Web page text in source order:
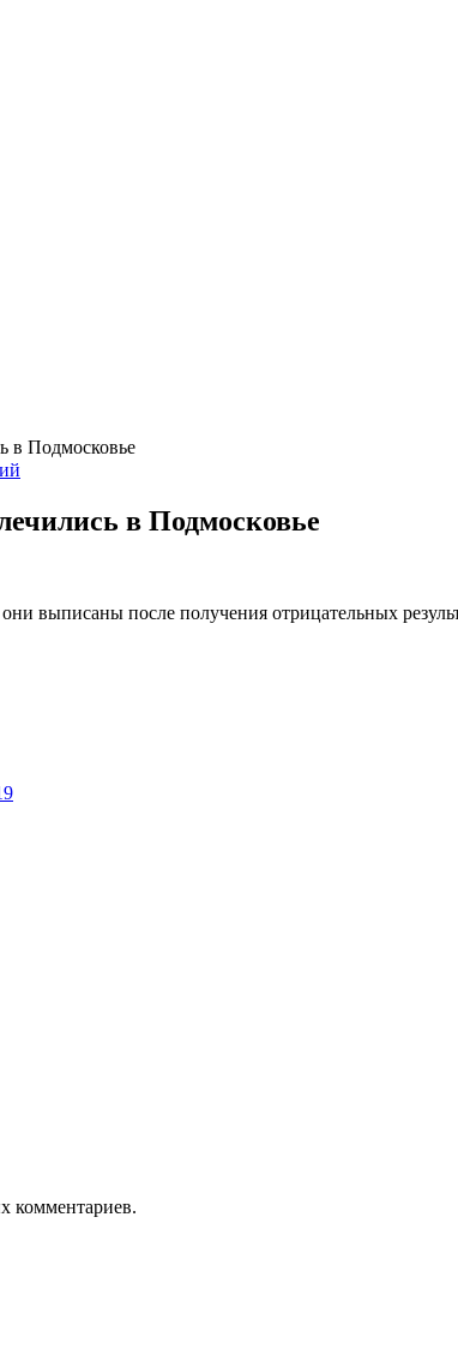
в Подмосковье
в Подмосковье
выписаны после получения отрицательных
комментариев.